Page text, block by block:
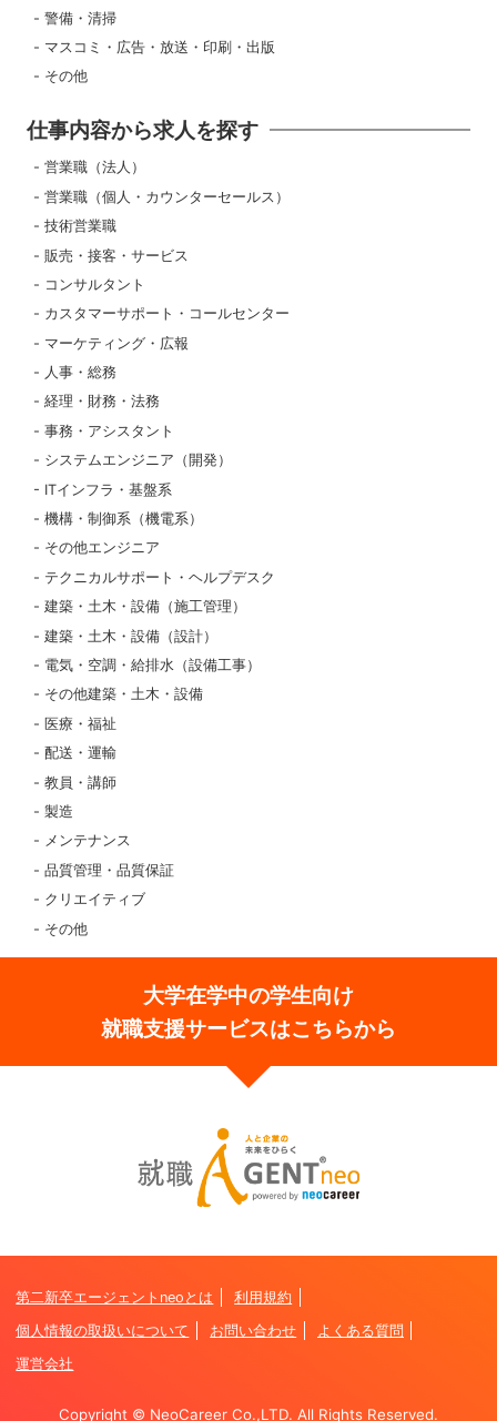
警備・清掃
マスコミ・広告・放送・印刷・出版
その他
仕事内容から求人を探す
営業職（法人）
営業職（個人・カウンターセールス）
技術営業職
販売・接客・サービス
コンサルタント
カスタマーサポート・コールセンター
マーケティング・広報
人事・総務
経理・財務・法務
事務・アシスタント
システムエンジニア（開発）
ITインフラ・基盤系
機構・制御系（機電系）
その他エンジニア
テクニカルサポート・ヘルプデスク
建築・土木・設備（施工管理）
建築・土木・設備（設計）
電気・空調・給排水（設備工事）
その他建築・土木・設備
医療・福祉
配送・運輸
教員・講師
製造
メンテナンス
品質管理・品質保証
クリエイティブ
その他
大学在学中の学生向け
就職支援サービスはこちらから
第二新卒エージェントneoとは
利用規約
個人情報の取扱いについて
お問い合わせ
よくある質問
運営会社
Copyright © NeoCareer Co.,LTD. All Rights Reserved.